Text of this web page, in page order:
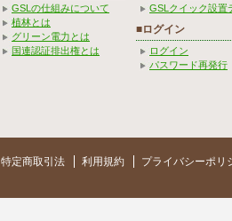
GSLの仕組みについて
植林とは
グリーン電力とは
国連認証排出権とは
GSLクイック設置
■ログイン
ログイン
パスワード再発行
特定商取引法 利用規約 プライバシーポリ